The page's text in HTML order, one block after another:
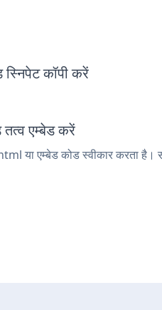
कॉपी करें
एम्बेड करें
या एम्बेड कोड स्वीकार करता